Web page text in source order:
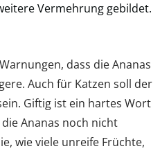
Vermehrung gebildet.
dass die Ananas
Auch für Katzen soll der
Giftig ist ein hartes Wort
Ananas noch nicht
wie viele unreife Früchte,